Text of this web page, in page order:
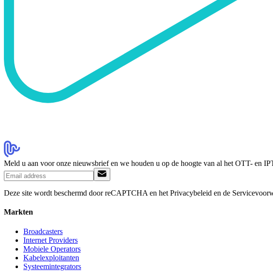
Meld u aan voor onze nieuwsbrief en we houden u op de hoogte van al het OTT- en
Deze site wordt beschermd door reCAPTCHA en het Privacybeleid en de
Markten
Broadcasters
Internet Providers
Mobiele Operators
Kabelexploitanten
Systeemintegrators